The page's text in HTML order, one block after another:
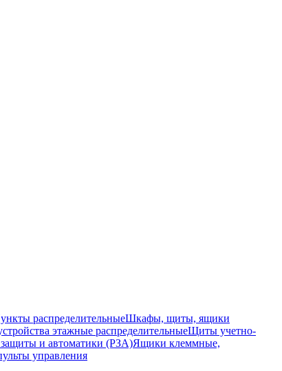
распределительныеШкафы, щиты, ящики
этажные распределительныеЩиты учетно-
и автоматики (РЗА)Ящики клеммные,
управления